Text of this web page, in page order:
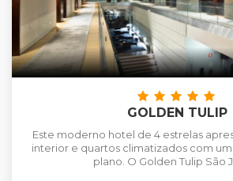
GOLDEN TULIP
Este moderno hotel de 4 estrelas
interior e quartos climatizados com
plano. O Golden Tulip São